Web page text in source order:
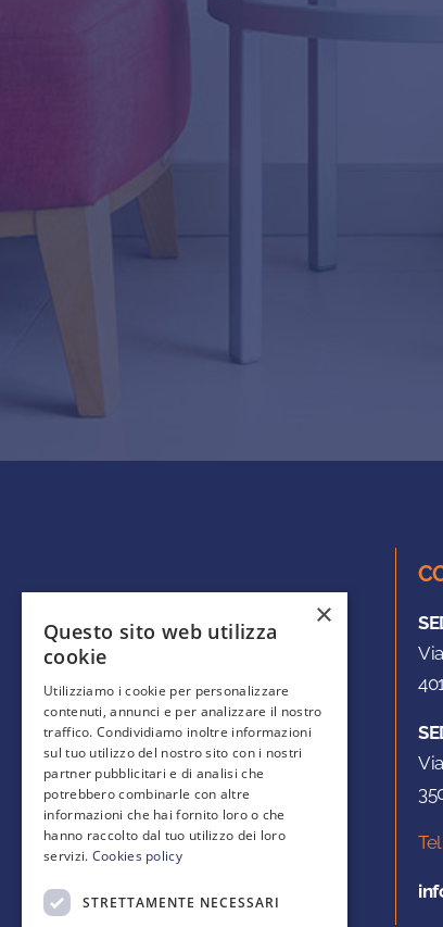
×
Questo sito web utilizza
cookie
Utilizziamo i cookie per personalizzare
contenuti, annunci e per analizzare il nostro
traffico. Condividiamo inoltre informazioni
sul tuo utilizzo del nostro sito con i nostri
partner pubblicitari e di analisi che
potrebbero combinarle con altre
informazioni che hai fornito loro o che
hanno raccolto dal tuo utilizzo dei loro
servizi. Cookies policy
STRETTAMENTE NECESSARI